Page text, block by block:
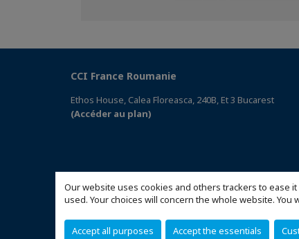
Our website uses cookies and others trackers to ease
used. Your choices will concern the whole website.
Accept all purposes Accept the essentials
CCI France Roumanie
Ethos House, Calea Floreasca, 240B, Et 3 Bucarest
(Accéder au plan)